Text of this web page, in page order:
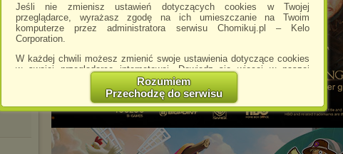
Jeśli nie zmienisz ustawień dotyczących cookies w Twojej
przeglądarce, wyrażasz zgodę na ich umieszczanie na Twoim
komputerze przez administratora serwisu Chomikuj.pl – Kelo
Corporation.
W każdej chwili możesz zmienić swoje ustawienia dotyczące cookies
w swojej przeglądarce internetowej. Dowiedz się więcej w naszej
http://chomikuj.pl/PolitykaPrywatnosci.aspx
Jednocześnie informujemy że zmiana ustawień przeglądarki może
spowodować ograniczenie korzystania ze strony Chomikuj.pl.
W przypadku braku twojej zgody na akceptację cookies niestety
prosimy o opuszczenie serwisu chomikuj.pl.
Rozumiem
Przechodzę do serwisu